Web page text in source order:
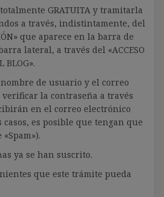
GRATUITA y tramitarla
a través, indistintamente, del
que aparece en la barra de
lateral, a través del «ACCESO
BLOG».
de usuario y el correo
la contraseña a través
en el correo electrónico
es posible que tengan que
ya se han suscrito.
que este trámite pueda